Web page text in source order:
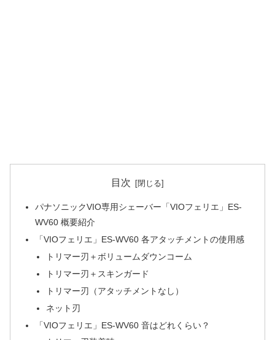
目次
パナソニックVIO専用シェーバー「VIOフェリエ」ES-
WV60 概要紹介
「VIOフェリエ」ES-WV60 各アタッチメントの使用感
トリマー刃＋ボリュームダウンコーム
トリマー刃＋スキンガード
トリマー刃（アタッチメントなし）
ネット刃
「VIOフェリエ」ES-WV60 音はどれくらい？